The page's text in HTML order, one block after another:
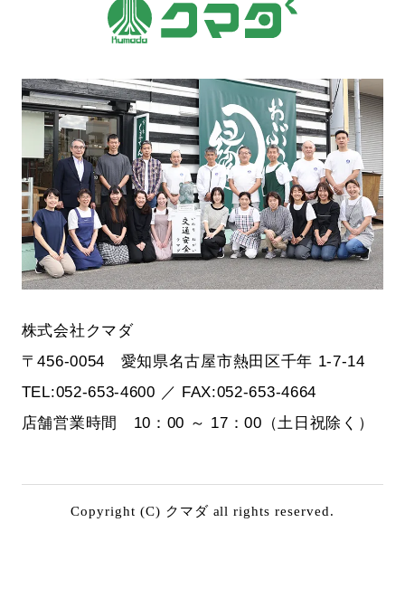
株式会社クマダ
〒456-0054 愛知県名古屋市熱田区千年 1-7-14
TEL:052-653-4600 ／ FAX:052-653-4664
店舗営業時間 10：00 ～ 17：00（土日祝除く）
Copyright (C) クマダ all rights reserved.